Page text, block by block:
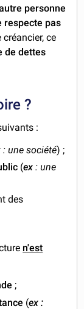
personne
respecte pas
ce
de dettes
?
:
: une société) ;
(ex : une
des
n'est
;
(ex :